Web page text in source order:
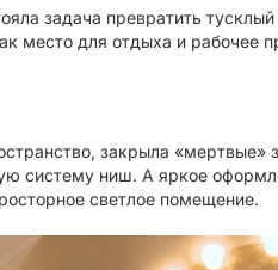
задача превратить
место для отдыха и рабочее
закрыла
систему ниш. А яркое
светлое помещение.